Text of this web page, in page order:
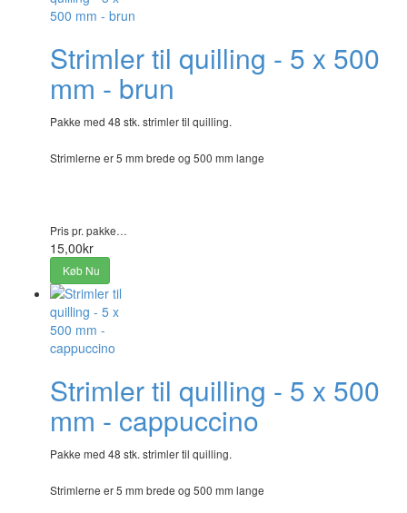
Strimler til quilling - 5 x 500
mm - brun
Pakke med 48 stk. strimler til quilling.
Strimlerne er 5 mm brede og 500 mm lange
Pris pr. pakke…
15,00kr
Køb Nu
Strimler til quilling - 5 x 500
mm - cappuccino
Pakke med 48 stk. strimler til quilling.
Strimlerne er 5 mm brede og 500 mm lange